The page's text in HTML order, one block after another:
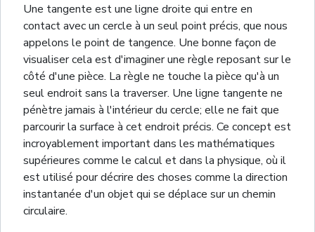
Une tangente est une ligne droite qui entre en
contact avec un cercle à un seul point précis, que nous
appelons le point de tangence. Une bonne façon de
visualiser cela est d'imaginer une règle reposant sur le
côté d'une pièce. La règle ne touche la pièce qu'à un
seul endroit sans la traverser. Une ligne tangente ne
pénètre jamais à l'intérieur du cercle; elle ne fait que
parcourir la surface à cet endroit précis. Ce concept est
incroyablement important dans les mathématiques
supérieures comme le calcul et dans la physique, où il
est utilisé pour décrire des choses comme la direction
instantanée d'un objet qui se déplace sur un chemin
circulaire.